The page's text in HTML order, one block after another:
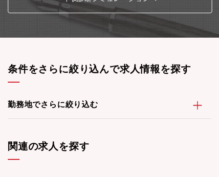
条件をさらに絞り込んで求人情報を探す
勤務地でさらに絞り込む
関連の求人を探す